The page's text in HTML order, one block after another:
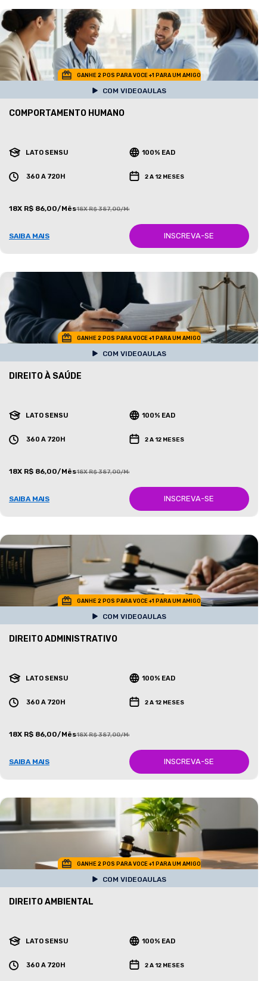
GANHE 2 POS PARA VOCE +1 PARA UM AMIGO
COM VIDEOAULAS
COMPORTAMENTO HUMANO
LATO SENSU 100% EAD
360 A 720H 2 A 12 MESES
18X R$ 86,00/Mês18X R$ 387,00/Mês
SAIBA MAIS INSCREVA-SE
GANHE 2 POS PARA VOCE +1 PARA UM AMIGO
COM VIDEOAULAS
DIREITO À SAÚDE
LATO SENSU 100% EAD
360 A 720H 2 A 12 MESES
18X R$ 86,00/Mês18X R$ 387,00/Mês
SAIBA MAIS INSCREVA-SE
GANHE 2 POS PARA VOCE +1 PARA UM AMIGO
COM VIDEOAULAS
DIREITO ADMINISTRATIVO
LATO SENSU 100% EAD
360 A 720H 2 A 12 MESES
18X R$ 86,00/Mês18X R$ 387,00/Mês
SAIBA MAIS INSCREVA-SE
GANHE 2 POS PARA VOCE +1 PARA UM AMIGO
COM VIDEOAULAS
DIREITO AMBIENTAL
LATO SENSU 100% EAD
360 A 720H 2 A 12 MESES